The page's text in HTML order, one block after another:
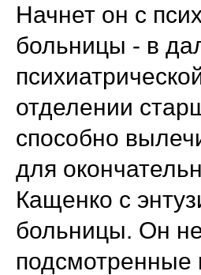
Начнет он с
больницы - в
отделении
способно
для
Кащенко с
больницы. Он
подсмотренные